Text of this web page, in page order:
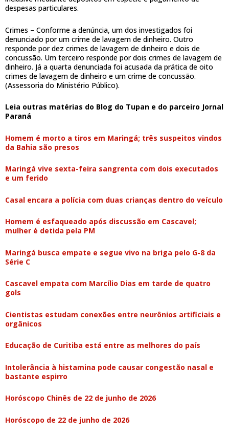
despesas particulares.
Crimes – Conforme a denúncia, um dos investigados foi
denunciado por um crime de lavagem de dinheiro. Outro
responde por dez crimes de lavagem de dinheiro e dois de
concussão. Um terceiro responde por dois crimes de lavagem de
dinheiro. Já a quarta denunciada foi acusada da prática de oito
crimes de lavagem de dinheiro e um crime de concussão.
(Assessoria do Ministério Público).
Leia outras matérias do Blog do Tupan e do parceiro Jornal
Paraná
Homem é morto a tiros em Maringá; três suspeitos vindos
da Bahia são presos
Maringá vive sexta-feira sangrenta com dois executados
e um ferido
Casal encara a polícia com duas crianças dentro do veículo
Homem é esfaqueado após discussão em Cascavel;
mulher é detida pela PM
Maringá busca empate e segue vivo na briga pelo G-8 da
Série C
Cascavel empata com Marcílio Dias em tarde de quatro
gols
Cientistas estudam conexões entre neurônios artificiais e
orgânicos
Educação de Curitiba está entre as melhores do país
Intolerância à histamina pode causar congestão nasal e
bastante espirro
Horóscopo Chinês de 22 de junho de 2026
Horóscopo de 22 de junho de 2026